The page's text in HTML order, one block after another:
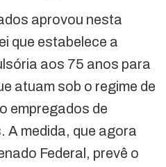
aprovou nesta
que estabelece a
aos 75 anos para
atuam sob o regime de
empregados de
medida, que agora
Federal, prevê o